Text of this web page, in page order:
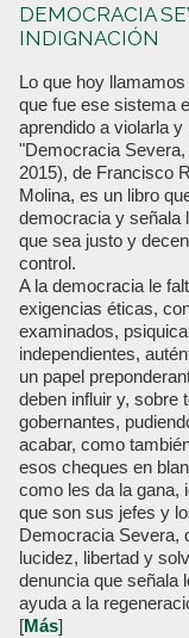
DEMOCRACIA
INDIGNACIÓN
Lo que hoy
que fue ese sistema
aprendido a violarla
"Democracia
2015), de Francisco
Molina, es un libro
democracia y señala
que sea justo y
control.
A la democracia le
exigencias éticas,
examinados,
independientes,
un papel
deben influir y, sobre
gobernantes,
acabar, como
esos cheques en
como les da la gana,
que son sus jefes y
Democracia Severa,
lucidez, libertad y
denuncia que señala
ayuda a la
[Más]